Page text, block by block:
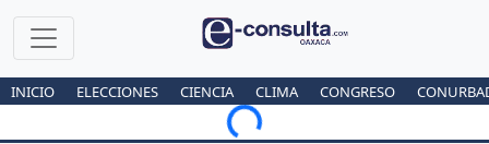
INICIO ELECCIONES CIENCIA CLIMA CONGRESO